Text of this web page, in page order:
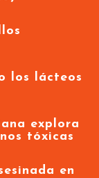
los lácteos
explora
tóxicas
en